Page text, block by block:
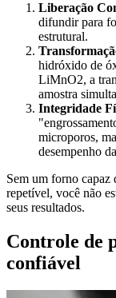
Liberação
difundir para
estrutural.
hidróxido de
LiMnO2, a
amostra
Integridade
microporos,
desempenho
Sem um forno capaz
repetível, você não
seus resultados.
Controle de
confiável